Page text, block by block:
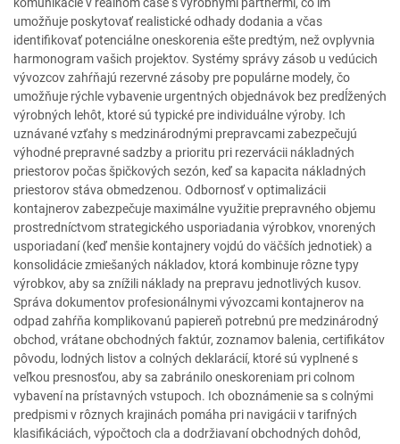
umožňuje poskytovať realistické odhady dodania a včas
identifikovať potenciálne oneskorenia ešte predtým, než ovplyvnia
harmonogram vašich projektov. Systémy správy zásob u vedúcich
vývozcov zahŕňajú rezervné zásoby pre populárne modely, čo
umožňuje rýchle vybavenie urgentných objednávok bez predĺžených
výrobných lehôt, ktoré sú typické pre individuálne výroby. Ich
uznávané vzťahy s medzinárodnými prepravcami zabezpečujú
výhodné prepravné sadzby a prioritu pri rezervácii nákladných
priestorov počas špičkových sezón, keď sa kapacita nákladných
priestorov stáva obmedzenou. Odbornosť v optimalizácii
kontajnerov zabezpečuje maximálne využitie prepravného objemu
prostredníctvom strategického usporiadania výrobkov, vnorených
usporiadaní (keď menšie kontajnery vojdú do väčších jednotiek) a
konsolidácie zmiešaných nákladov, ktorá kombinuje rôzne typy
výrobkov, aby sa znížili náklady na prepravu jednotlivých kusov.
Správa dokumentov profesionálnymi vývozcami kontajnerov na
odpad zahŕňa komplikovanú papiereň potrebnú pre medzinárodný
obchod, vrátane obchodných faktúr, zoznamov balenia, certifikátov
pôvodu, lodných listov a colných deklarácií, ktoré sú vyplnené s
veľkou presnosťou, aby sa zabránilo oneskoreniam pri colnom
vybavení na prístavných vstupoch. Ich oboznámenie sa s colnými
predpismi v rôznych krajinách pomáha pri navigácii v tarifných
klasifikáciách, výpočtoch cla a dodržiavaní obchodných dohôd,